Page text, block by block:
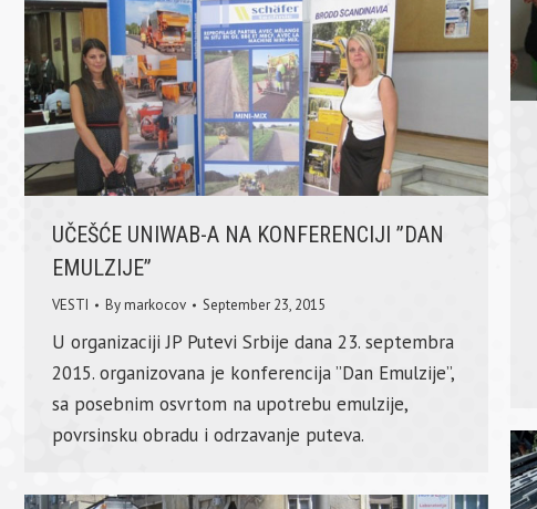
UČEŠĆE UNIWAB-A NA KONFERENCIJI ”DAN
EMULZIJE”
VESTI By markocov September 23, 2015
U organizaciji JP Putevi Srbije dana 23. septembra
2015. organizovana je konferencija ”Dan Emulzije”,
sa posebnim osvrtom na upotrebu emulzije,
povrsinsku obradu i odrzavanje puteva.